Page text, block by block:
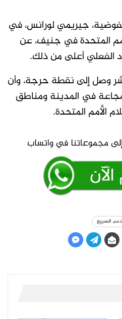
جيريمي لورانس، في
المتحدة في جنيف، عن
الفعلي أعلى من ذلك.
وصل إلى نقطة حرجة، وأن
في المدينة ومناطق
الأمم المتحدة.
السريع